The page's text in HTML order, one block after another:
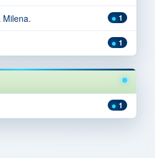
1
Milena.
1
1